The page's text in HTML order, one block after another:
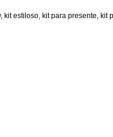
, kit estiloso kit para presente kit